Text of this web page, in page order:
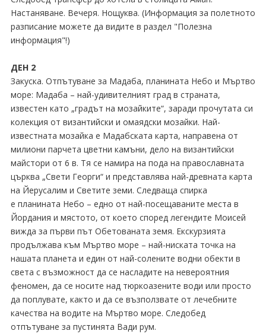
Настаняване. Вечеря. Нощуква. (Информация за полетното
разписание можете да видите в раздел "Полезна
информация"!)
ДЕН 2
Закуска. Отпътуване за Мадаба, планината Небо и Мъртво
море: Мадаба – най-удивителният град в страната,
известен като „градът на мозайките“, заради прочутата си
колекция от византийски и омаядски мозайки. Най-
известната мозайка е Мадабската карта, направена от
милиони парчета цветни камъни, дело на византийски
майстори от 6 в. Тя се намира на пода на православната
църква „Свети Георги“ и представлява най-древната карта
на Йерусалим и Светите земи. Следваща спирка
е планината Небо – едно от най-посещаваните места в
Йордания и мястото, от което според легендите Моисей
вижда за първи път Обетованата земя. Екскурзията
продължава към Мъртво море – най-ниската точка на
нашата планета и един от най-солените водни обекти в
света с възможност да се насладите на невероятния
феномен, да се носите над тюркоазените води или просто
да поплувате, както и да се възползвате от лечебните
качества на водите на Мъртво море. Следобед
отпътуване за пустинята Вади рум.